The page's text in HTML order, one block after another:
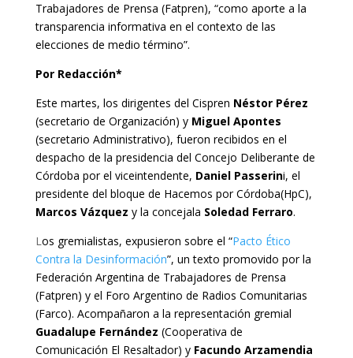
Trabajadores de Prensa (Fatpren), “como aporte a la
transparencia informativa en el contexto de las
elecciones de medio término”.
Por Redacción*
Este martes, los dirigentes del Cispren Néstor Pérez
(secretario de Organización) y Miguel Apontes
(secretario Administrativo), fueron recibidos en el
despacho de la presidencia del Concejo Deliberante de
Córdoba por el viceintendente, Daniel Passerini, el
presidente del bloque de Hacemos por Córdoba(HpC),
Marcos Vázquez y la concejala Soledad Ferraro.
Los gremialistas, expusieron sobre el “Pacto Ético
Contra la Desinformación”, un texto promovido por la
Federación Argentina de Trabajadores de Prensa
(Fatpren) y el Foro Argentino de Radios Comunitarias
(Farco). Acompañaron a la representación gremial
Guadalupe Fernández (Cooperativa de
Comunicación El Resaltador) y Facundo Arzamendia